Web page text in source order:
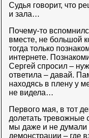
Судья говорит, что
и зала…
Почему-то
вместе, не большой
тогда только
интернете.
Сергей спросил –
ответила – давай.
находясь в плену у
не видела…
Первого мая, в тот
долетать тревожные
мы даже и не думали
демонстрации – где